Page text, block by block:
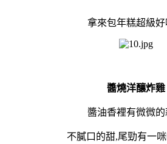
拿來包年糕超級
醬燒洋釀炸雞
醬油香裡有微微
不膩口的甜,尾勁有一